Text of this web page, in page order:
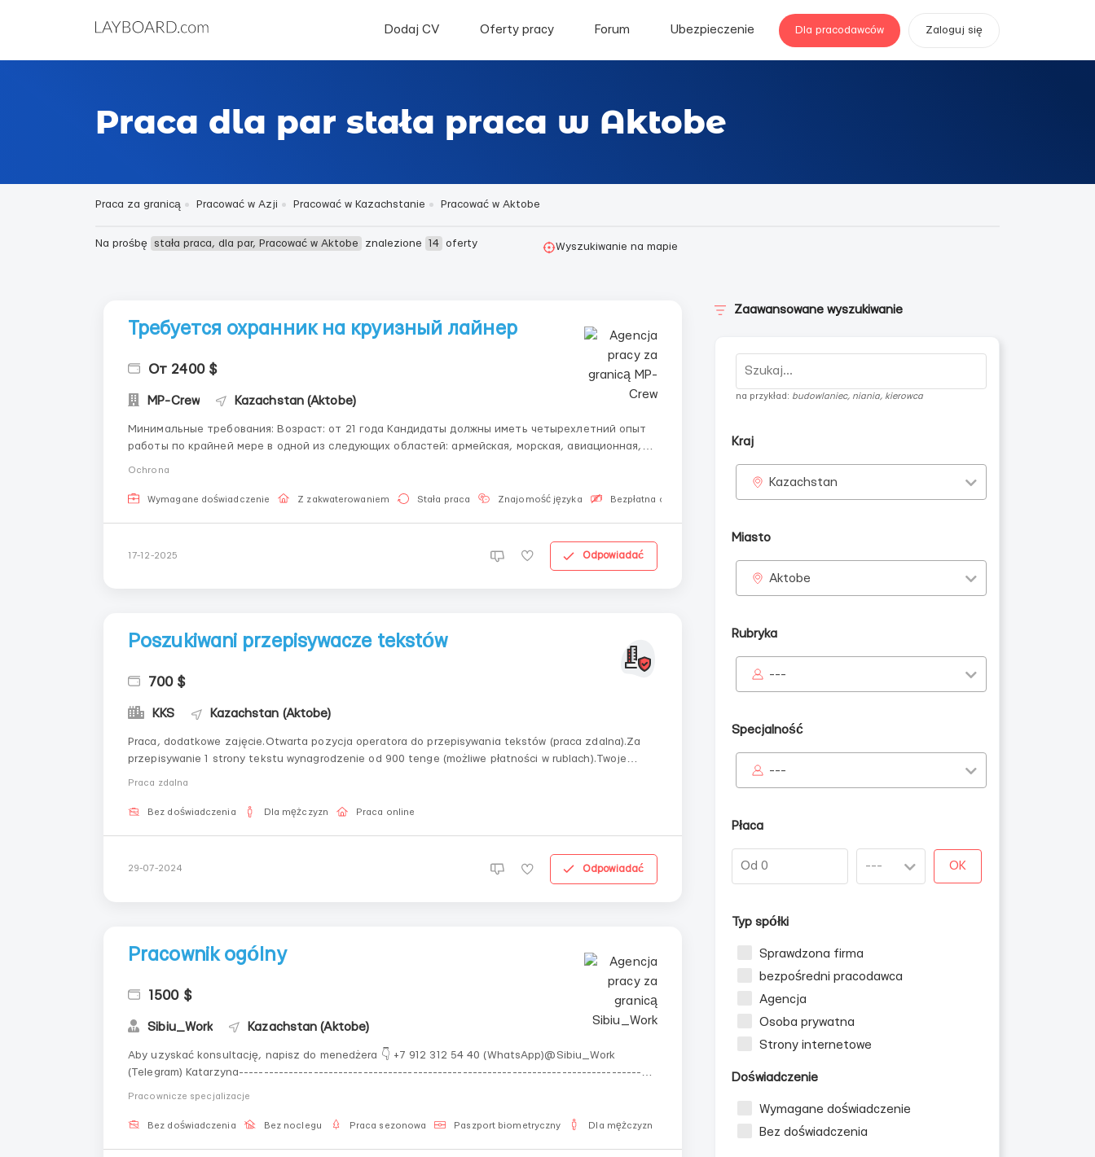
Dodaj CV Oferty pracy Forum Ubezpieczenie Dla pracodawców Zaloguj się
Praca dla par stała praca w Aktobe
Praca za granicą Pracować w Azji Pracować w Kazachstanie Pracować w Aktobe
Na prośbę stała praca, dla par, Pracować w Aktobe znalezione 14 oferty Wyszukiwanie na mapie
Требуется охранник на круизный лайнер
От 2400 $
MP-Crew Kazachstan (Aktobe)
Минимальные требования: Возраст: от 21 года Кандидаты должны иметь четырехлетний опыт
работы по крайней мере в одной из следующих областей: армейская, морская, авиационная,
Ochrona
Wymagane doświadczenie Z zakwaterowaniem Stała praca Znajomość języka Bezpłatna oferta pracy
17-12-2025 Odpowiadać
Poszukiwani przepisywacze tekstów
700 $
KKS Kazachstan (Aktobe)
Praca, dodatkowe zajęcie.Otwarta pozycja operatora do przepisywania tekstów (praca zdalna).Za
przepisywanie 1 strony tekstu wynagrodzenie od 900 tenge (możliwe płatności w rublach).Twoje
Praca zdalna
Bez doświadczenia Dla mężczyzn Praca online
29-07-2024 Odpowiadać
Pracownik ogólny
1500 $
Sibiu_Work Kazachstan (Aktobe)
Aby uzyskać konsultację, napisz do menedżera 👇 +7 912 312 54 40 (WhatsApp)@Sibiu_Work
(Telegram) Katarzyna------------------------------------------------------------------------------------
Pracownicze specjalizacje
Bez doświadczenia Bez noclegu Praca sezonowa Paszport biometryczny Dla mężczyzn
Zaawansowane wyszukiwanie
na przykład: budowlaniec, niania, kierowca
Kraj
Kazachstan
Miasto
Aktobe
Rubryka
---
Specjalność
---
Płaca
OK
Typ spółki
Sprawdzona firma
bezpośredni pracodawca
Agencja
Osoba prywatna
Strony internetowe
Doświadczenie
Wymagane doświadczenie
Bez doświadczenia